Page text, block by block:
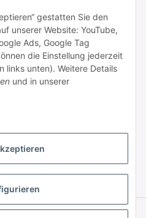
gestatten Sie den
unserer Website: YouTube,
Ads, Google Tag
die Einstellung jederzeit
links unten). Weitere Details
und in unserer
of Novon Professional GmbH